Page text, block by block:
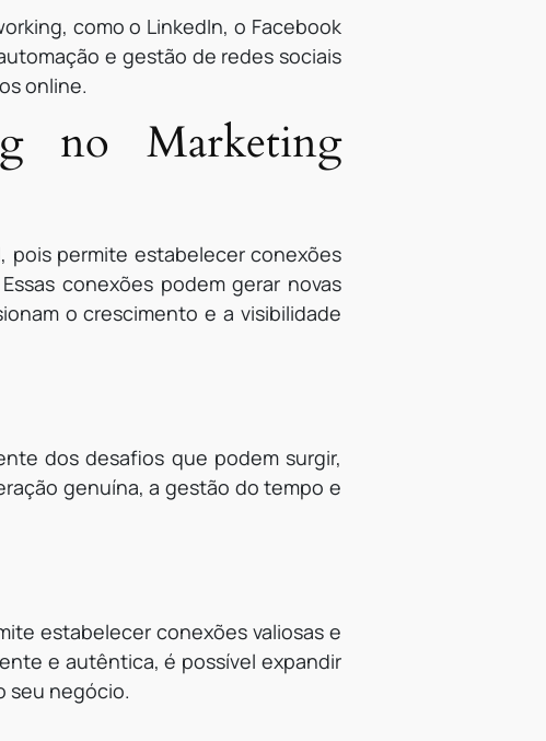
como o LinkedIn, o Facebook
e gestão de redes sociais
online.
no Marketing
pois permite estabelecer conexões
conexões podem gerar novas
o crescimento e a visibilidade
dos desafios que podem surgir,
genuína, a gestão do tempo e
estabelecer conexões valiosas e
e autêntica, é possível expandir
seu negócio.